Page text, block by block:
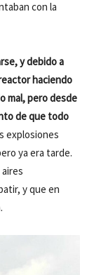
con la
y debido a
haciendo
mal, pero desde
de que todo
explosiones
ya era tarde.
y que en